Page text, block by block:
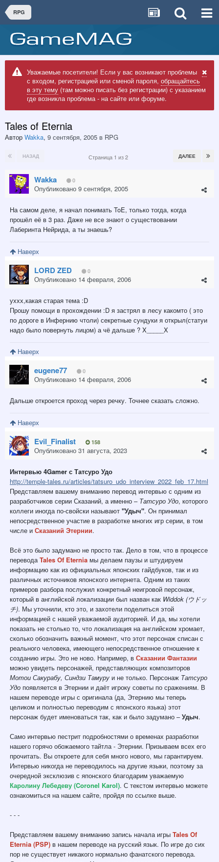
RPG
Уважаемые посетители! Если у вас возникают проблемы
с входом, регистрацией или сменой пароля, обращайтесь
в эту тему (там можно писать без регистрации) с указанием
где возникла проблема - на сайте или форуме.
Tales of Eternia
Автор Wakka, 9 сентября, 2005 в RPG
НАЗАД ДАЛЕЕ
Страница 1 из 2
Wakka 0
Опубликовано 9 сентября, 2005
На самом деле, я начал понимать ToE, только тогда, когда
прошёл её в 3 раз. Даже не все знают о существовании
Лаберинта Нейрида, а ты знаешь?
Наверх
LORD ZED 0
Опубликовано 14 февраля, 2006
уххх,какая старая тема :D
Прошу помощи в прохождении :D я застрял в лесу какомто ( это
по дороге в Инфернию чтоли) секретные сундуки я открыл(статуи
надо было повернуть лицом) а чё дальше ? X_____X
Наверх
eugene77 0
Опубликовано 14 февраля, 2006
Дальше откроется проход через речку. Точнее сказать сложно.
Наверх
Evil_Finalist 158
Опубликовано 31 августа, 2023
Интервью 4Gamer с Татсуро Удо
http://temple-tales.ru/articles/tatsuro_udo_interview_2022_feb_17.html
Представляем вашему вниманию перевод интервью с одним из
разработчиков серии Сказаний, а именно – Татсуро Удо, которого
коллеги иногда по-свойски называют "Удыч". Он принимал
непосредственное участие в разработке многих игр серии, в том
числе и Сказаний Этернии.
Всё это было задумано не просто так. Дело в том, что в процессе
перевода Tales Of Eternia мы делаем паузы и штудируем
информацию как из официальных японских гайдбуков, так и из
различных источников японского интернета. Одним из таких
примеров разбора послужил конкретный неигровой персонаж,
который в английской локализации был назван как Widdok (ウドッ
チ). Мы уточнили, кто это, и захотели поделиться этой
информацией с нашей уважаемой аудиторией. И да, мы хотели
показать не столько то, что локализация на английском хромает,
сколько обозначить важный момент, что этот персонаж списан с
реального человека, имеющего непосредственное отношение к
созданию игры. Это не ново. Например, в Сказании Фантазии
можно увидеть персонажей, представляющих композиторов
Мотои Сакурабу, Синдзи Тамуру и не только. Персонаж Татсуро
Удо появляется в Этернии и даёт игроку советы по сражениям. В
нашем переводе игры с оригинала (да, Этернию мы теперь
целиком и полностью переводим с японского языка) этот
персонаж будет именоваться так, как и было задумано –Удыч.
Само интервью пестрит подробностями о временах разработки
нашего горячо обожаемого тайтла - Этернии. Призываем всех его
прочитать. Вы откроете для себя много нового, мы гарантируем.
Интервью никогда не переводилось на другие языки, поэтому за
очередной эксклюзив с японского благодарим уважаемую
Каролину Лебедеву (Coronel Karol). С текстом интервью можете
ознакомиться на нашем сайте, пройдя по ссылке выше.
- - -
Представляем вашему вниманию запись начала игры Tales Of
Eternia (PSP) в нашем переводе на русский язык. По игре до сих
пор не существует никакого нормально фанатского перевода.